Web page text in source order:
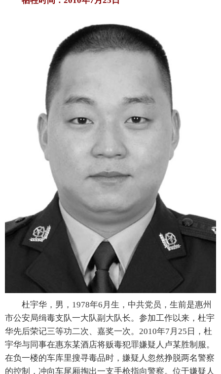
杜宇华，男，1978年6月生，中共党员，生前是惠州
市公安局缉毒支队一大队副大队长。参加工作以来，杜宇
华先后荣记三等功二次、嘉奖一次。2010年7月25日，杜
宇华与同事在惠东某酒店将贩毒犯罪嫌疑人卢某胜制服。
在负一楼的车库里搜寻毒品时，嫌疑人忽然挣脱两名警察
的控制，冲向车尾厢掏出一支手枪指向警察。位于嫌疑人